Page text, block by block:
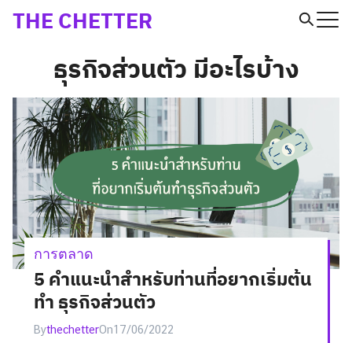
SkipTHE CHETTER
ธุรกิจส่วนตัว มีอะไรบ้าง
การตลาด
5 คำแนะนำสำหรับท่านที่อยากเริ่มต้น
ทำ ธุรกิจส่วนตัว
BythechetterOn17/06/2022